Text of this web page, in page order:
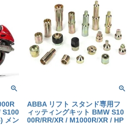
S100
メン
ABBA リフト スタンド専用フ
ィッティングキット BMW S10
00R/RR/XR / M1000R/XR / HP